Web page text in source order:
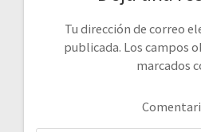
Tu dirección de correo
publicada. Los campos
marcados